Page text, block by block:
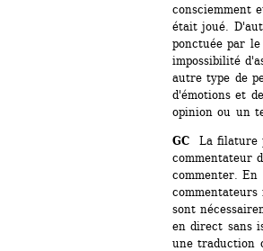
consciemment
était joué.
ponctuée par
impossibilité
autre type de
d'émotions et
opinion ou un
GC
La filature
commentateur
commenter.
commentateurs
sont
en direct sans
une traduction